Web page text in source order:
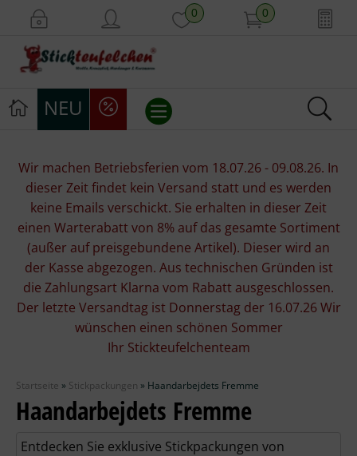
0 0
NEU
Stickpackungen
Stickgarne
Stoffe
Mill Hill Beads
Wolle
Stricknadeln
Wir machen Betriebsferien vom 18.07.26 - 09.08.26. In
dieser Zeit findet kein Versand statt und es werden
keine Emails verschickt. Sie erhalten in dieser Zeit
einen Warterabatt von 8% auf das gesamte Sortiment
(außer auf preisgebundene Artikel). Dieser wird an
der Kasse abgezogen. Aus technischen Gründen ist
die Zahlungsart Klarna vom Rabatt ausgeschlossen.
Der letzte Versandtag ist Donnerstag der 16.07.26 Wir
wünschen einen schönen Sommer
Ihr Stickteufelchenteam
Startseite » Stickpackungen » Haandarbejdets Fremme
Haandarbejdets Fremme
Entdecken Sie exklusive Stickpackungen von